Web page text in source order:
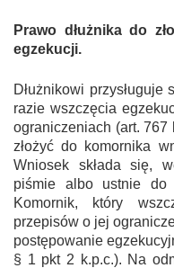
Prawo dłużnika do
egzekucji.
Dłużnikowi
razie wszczęcia
ograniczeniach (art. 767
złożyć do komornika
Wniosek składa się,
piśmie albo ustnie do
Komornik, który
przepisów o jej
postępowanie
§ 1 pkt 2 k.p.c.). Na